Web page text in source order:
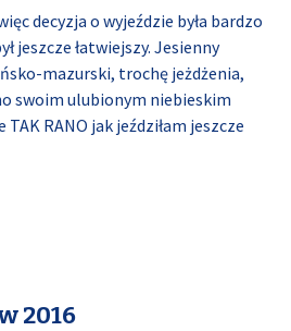
decyzja o wyjeździe była bardzo
jeszcze łatwiejszy. Jesienny
mazurski, trochę jeżdżenia,
swoim ulubionym niebieskim
RANO jak jeździłam jeszcze
2016